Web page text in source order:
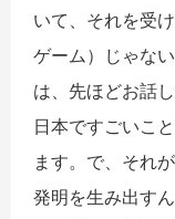
いて、それを受
ゲーム）じゃな
は、先ほどお話
日本ですごいこ
ます。で、それ
発明を生み出す